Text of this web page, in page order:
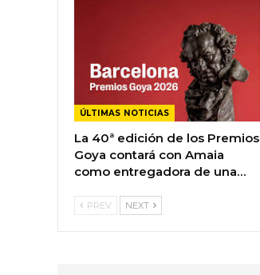
ÚLTIMAS NOTICIAS
La 40ª edición de los Premios
Goya contará con Amaia
como entregadora de una…
PREV NEXT